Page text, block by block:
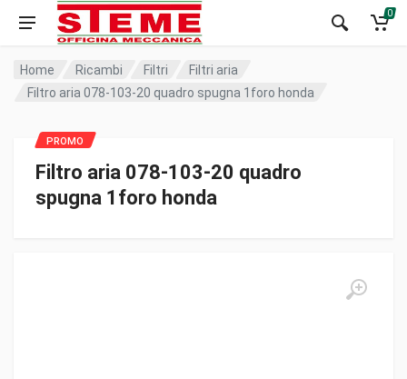
0
Home Ricambi Filtri
Filtri aria
Filtro aria 078-103-20 quadro spugna 1foro honda
Filtro aria 078-103-20 quadro
spugna 1foro honda